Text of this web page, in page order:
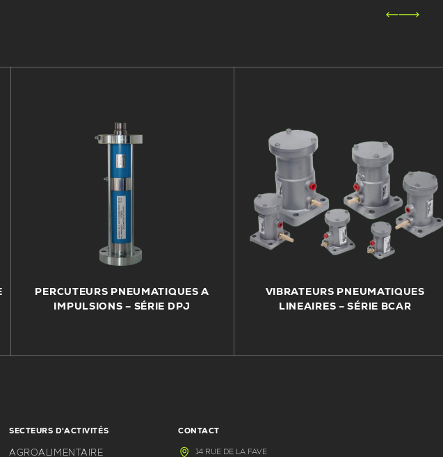
PERCUTEURS PNEUMATIQUES A
IMPULSIONS – SÉRIE DPJ
VIBRATEURS PNEUMATIQUES
LINEAIRES – SÉRIE BCAR
SECTEURS D'ACTIVITÉS
AGROALIMENTAIRE
CONTACT
14 RUE DE LA FAVE